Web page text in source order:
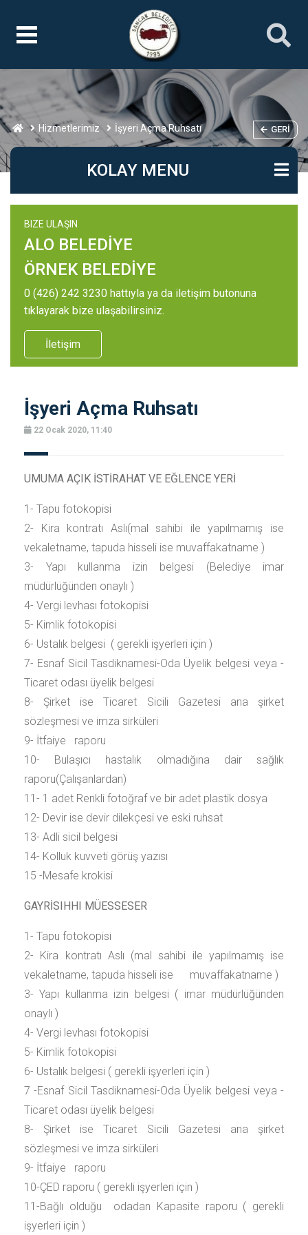
Hizmetlerimiz İşyeri Açma Ruhsatı GERI
KOLAY MENU
BIZE ULAŞIN
ALO BELEDİYE
ÖRNEK BELEDİYE
0 (426) 242 3230 hattıyla ya da iletişim butonuna
tıklayarak bize ulaşabilirsiniz.
İletişim
İşyeri Açma Ruhsatı
22 Ocak 2020, 11:40
UMUMA AÇIK İSTİRAHAT VE EĞLENCE YERİ
1- Tapu fotokopisi
2- Kira kontratı Aslı(mal sahibi ile yapılmamış ise
vekaletname, tapuda hisseli ise muvaffakatname )
3- Yapı kullanma izin belgesi (Belediye imar
müdürlüğünden onaylı )
4- Vergi levhası fotokopisi
5- Kimlik fotokopisi
6- Ustalık belgesi ( gerekli işyerleri için )
7- Esnaf Sicil Tasdiknamesi-Oda Üyelik belgesi veya -
Ticaret odası üyelik belgesi
8- Şirket ise Ticaret Sicili Gazetesi ana şirket
sözleşmesi ve imza sirküleri
9- İtfaiye raporu
10- Bulaşıcı hastalık olmadığına dair sağlık
raporu(Çalışanlardan)
11- 1 adet Renkli fotoğraf ve bir adet plastik dosya
12- Devir ise devir dilekçesi ve eski ruhsat
13- Adli sicil belgesi
14- Kolluk kuvveti görüş yazısı
15 -Mesafe krokisi
GAYRİSIHHI MÜESSESER
1- Tapu fotokopisi
2- Kira kontratı Aslı (mal sahibi ile yapılmamış ise
vekaletname, tapuda hisseli ise muvaffakatname )
3- Yapı kullanma izin belgesi ( imar müdürlüğünden
onaylı )
4- Vergi levhası fotokopisi
5- Kimlik fotokopisi
6- Ustalık belgesi ( gerekli işyerleri için )
7 -Esnaf Sicil Tasdiknamesi-Oda Üyelik belgesi veya -
Ticaret odası üyelik belgesi
8- Şirket ise Ticaret Sicili Gazetesi ana şirket
sözleşmesi ve imza sirküleri
9- İtfaiye raporu
10-ÇED raporu ( gerekli işyerleri için )
11-Bağlı olduğu odadan Kapasite raporu ( gerekli
işyerleri için )